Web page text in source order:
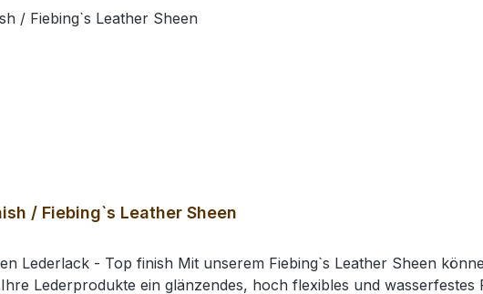
/ Fiebing`s Leather Sheen
Lederlack - Top finish Mit unserem Fiebing`s Leather Sheen
Lederprodukte ein glänzendes, hoch flexibles und